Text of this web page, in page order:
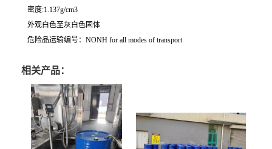
密度:1.137g/cm3
外观白色至灰白色固体
危险品运输编号：NONH for all modes of transport
相关产品：